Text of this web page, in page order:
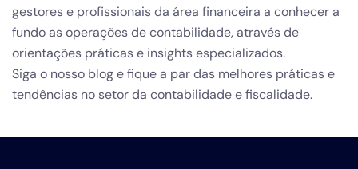
gestores e profissionais da área financeira a conhecer a
fundo as operações de contabilidade, através de
orientações práticas e insights especializados.
Siga o nosso blog e fique a par das melhores práticas e
tendências no setor da contabilidade e fiscalidade.